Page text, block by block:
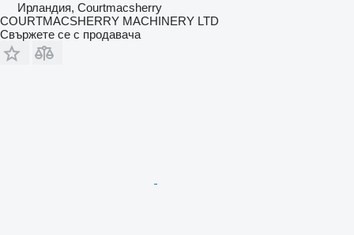
Ирландия, Courtmacsherry
COURTMACSHERRY MACHINERY LTD
Свържете се с продавача